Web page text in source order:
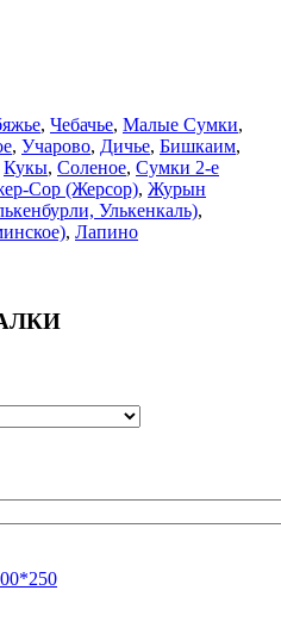
, Чебачье, Малые Сумки,
, Учарово, Дичье, Бишкаим,
Кукы, Соленое, Сумки 2-е
Сор (Жерсор), Журын
Улькенкаль),
, Лапино